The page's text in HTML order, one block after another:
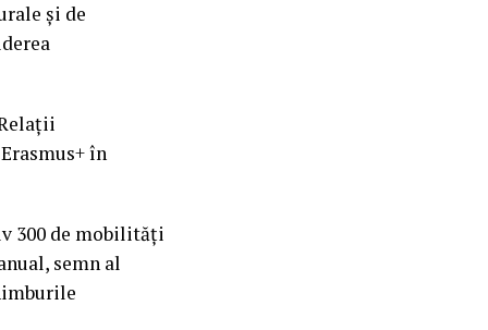
și de
în
300 de mobilități
semn al